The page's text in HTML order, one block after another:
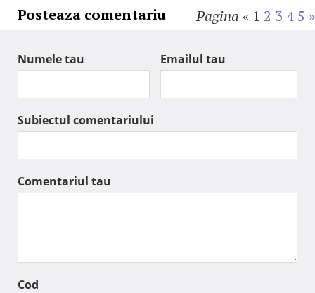
Pagina « 1 2 3 4 5 »
Posteaza comentariu
Numele tau Emailul tau
Subiectul comentariului
Comentariul tau
Cod